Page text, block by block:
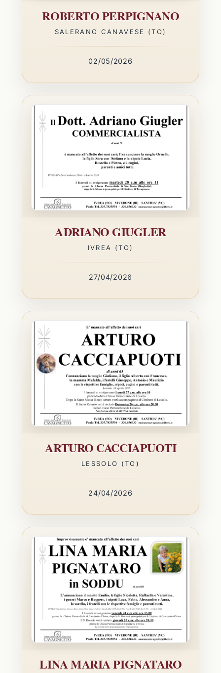
ROBERTO PERPIGNANO
SALERANO CANAVESE (TO)
02/05/2026
ADRIANO GIUGLER
IVREA (TO)
27/04/2026
ARTURO CACCIAPUOTI
LESSOLO (TO)
24/04/2026
LINA MARIA PIGNATARO